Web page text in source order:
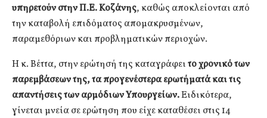
υπηρετούν στην Π.Ε. Κοζάνης, καθώς αποκλείονται από
την καταβολή επιδόματος απομακρυσμένων,
παραμεθόριων και προβληματικών περιοχών.
Η κ. Βέττα, στην ερώτησή της καταγράφειτο χρονικό των
παρεμβάσεων της, τα προγενέστερα ερωτήματά και τις
απαντήσεις των αρμόδιων Υπουργείων.Ειδικότερα,
γίνεται μνεία σε ερώτηση που είχε καταθέσει στις 14